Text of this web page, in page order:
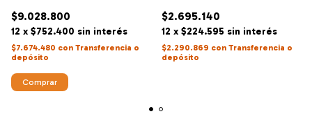
$9.028.800
12 x $752.400 sin interés
$7.674.480 con Transferencia o
depósito
$2.695.140
12 x $224.595 sin interés
$2.290.869 con Transferencia o
depósito